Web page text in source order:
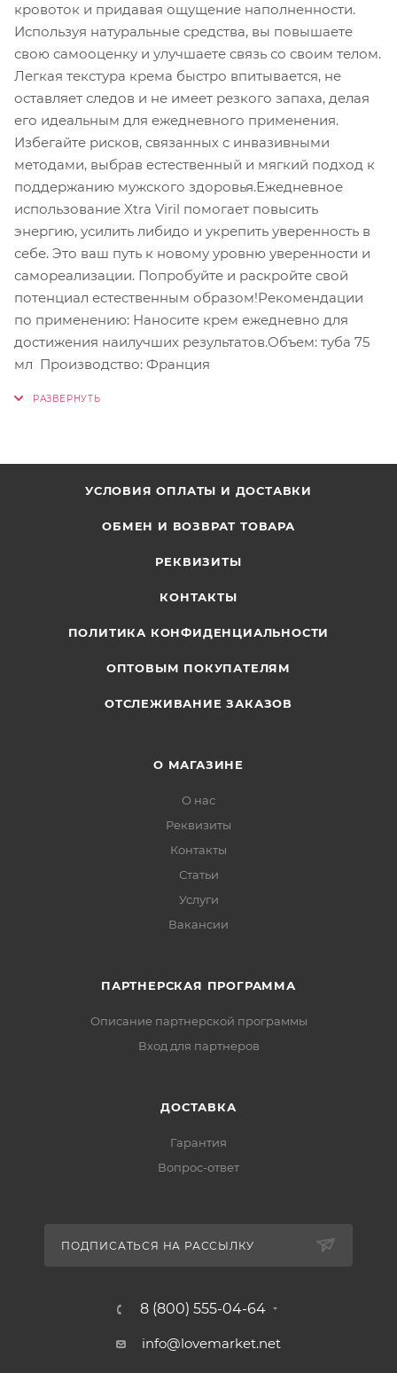
кровоток и придавая ощущение наполненности.
Используя натуральные средства, вы повышаете
свою самооценку и улучшаете связь со своим телом.
Легкая текстура крема быстро впитывается, не
оставляет следов и не имеет резкого запаха, делая
его идеальным для ежедневного применения.
Избегайте рисков, связанных с инвазивными
методами, выбрав естественный и мягкий подход к
поддержанию мужского здоровья.Ежедневное
использование Xtra Viril помогает повысить
энергию, усилить либидо и укрепить уверенность в
себе. Это ваш путь к новому уровню уверенности и
самореализации. Попробуйте и раскройте свой
потенциал естественным образом!Рекомендации
по применению: Наносите крем ежедневно для
достижения наилучших результатов.Объем: туба 75
мл Производство: Франция
УСЛОВИЯ ОПЛАТЫ И ДОСТАВКИ
ОБМЕН И ВОЗВРАТ ТОВАРА
РЕКВИЗИТЫ
КОНТАКТЫ
ПОЛИТИКА КОНФИДЕНЦИАЛЬНОСТИ
ОПТОВЫМ ПОКУПАТЕЛЯМ
ОТСЛЕЖИВАНИЕ ЗАКАЗОВ
О МАГАЗИНЕ
О нас
Реквизиты
Контакты
Статьи
Услуги
Вакансии
ПАРТНЕРСКАЯ ПРОГРАММА
Описание партнерской программы
Вход для партнеров
ДОСТАВКА
Гарантия
Вопрос-ответ
ПОДПИСАТЬСЯ НА РАССЫЛКУ
8 (800) 555-04-64
info@lovemarket.net